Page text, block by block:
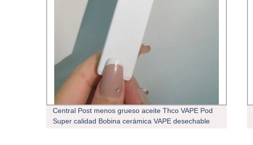
Central Post menos grueso aceite Thco VAPE Pod
Super calidad Bobina cerámica VAPE desechable